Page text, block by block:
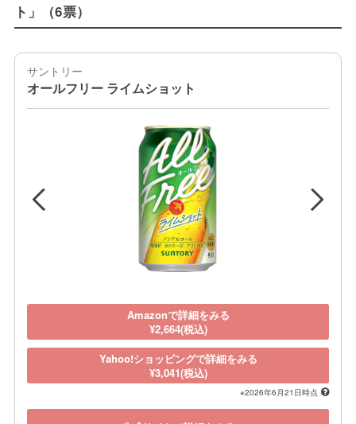
ト」（6票）
サントリー
オールフリー ライムショット
Amazonで詳細をみる
¥2,664(税込)
Yahoo!ショッピングで詳細をみる
¥3,041(税込)
※2026年6月21日時点